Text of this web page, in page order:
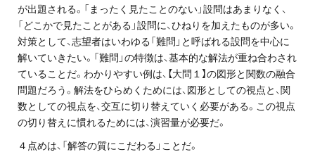
0120-11-3967
受付:9:30～21:30(定休:日曜・祝日)
お問い合わせ・資料請求
無料体験授業とは
が出題される。「まったく見たことのない」設問はあまりなく、
「どこかで見たことがある」設問に、ひねりを加えたものが多い。
対策として、志望者はいわゆる「難問」と呼ばれる設問を中心に
解いていきたい。「難問」の特徴は、基本的な解法が重ね合わされ
ていることだ。わかりやすい例は、【大問１】の図形と関数の融合
問題だろう。解法をひらめくためには、図形としての視点と、関
数としての視点を、交互に切り替えていく必要がある。この視点
の切り替えに慣れるためには、演習量が必要だ。
４点めは、「解答の質にこだわる」ことだ。